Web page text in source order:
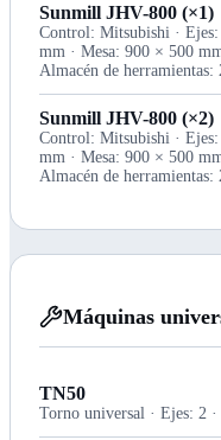
Sunmill JHV-800 (×1)
Control: Mitsubishi ·
mm · Mesa: 900 × 500
Almacén de herramientas:
Sunmill JHV-800 (×2)
Control: Mitsubishi ·
mm · Mesa: 900 × 500
Almacén de herramientas:
Máquinas
TN50
Torno universal · Ejes: 2